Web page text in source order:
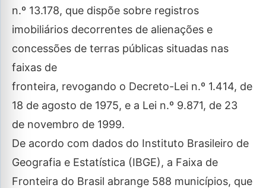
n.º 13.178, que dispõe sobre registros
imobiliários decorrentes de alienações e
concessões de terras públicas situadas nas
faixas de
fronteira, revogando o Decreto-Lei n.º 1.414, de
18 de agosto de 1975, e a Lei n.º 9.871, de 23
de novembro de 1999.
De acordo com dados do Instituto Brasileiro de
Geografia e Estatística (IBGE), a Faixa de
Fronteira do Brasil abrange 588 municípios, que